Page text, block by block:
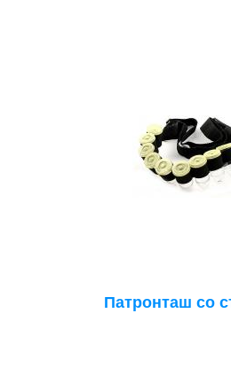
Патронташ со